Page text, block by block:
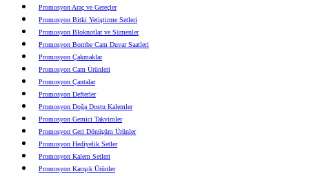
Promosyon Araç ve Gereçler
Promosyon Bitki Yetiştirme Setleri
Promosyon Bloknotlar ve Sümenler
Promosyon Bombe Cam Duvar Saatleri
Promosyon Çakmaklar
Promosyon Cam Ürünleri
Promosyon Çantalar
Promosyon Defterler
Promosyon Doğa Dostu Kalemler
Promosyon Gemici Takvimler
Promosyon Geri Dönüşüm Ürünler
Promosyon Hediyelik Setler
Promosyon Kalem Setleri
Promosyon Karışık Ürünler